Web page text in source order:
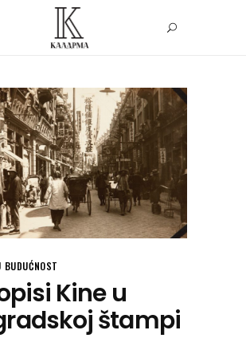
BUDUĆNOST
Kine u
štampi